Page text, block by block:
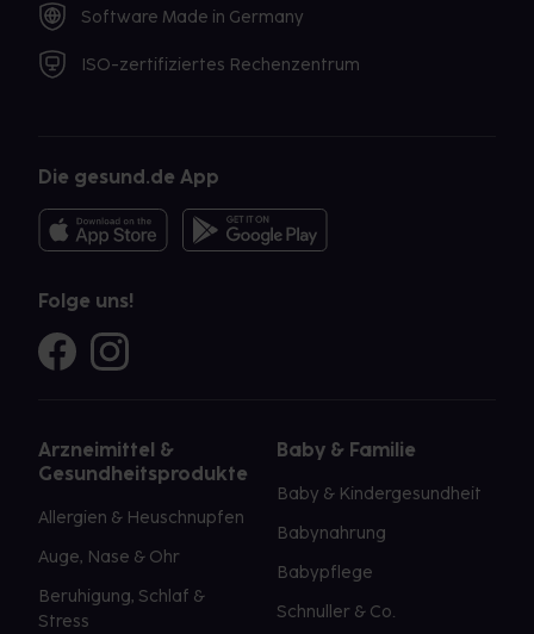
Software Made in Germany
ISO-zertifiziertes Rechenzentrum
Die gesund.de App
Folge uns!
Arzneimittel &
Gesundheitsprodukte
Allergien & Heuschnupfen
Auge, Nase & Ohr
Beruhigung, Schlaf &
Stress
Baby & Familie
Baby & Kindergesundheit
Babynahrung
Babypflege
Schnuller & Co.